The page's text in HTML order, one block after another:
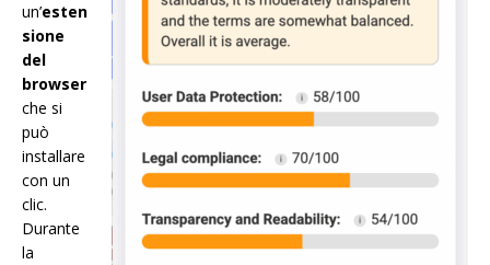
un’esten
sione
del
browser
che si
può
installare
con un
clic.
Durante
la